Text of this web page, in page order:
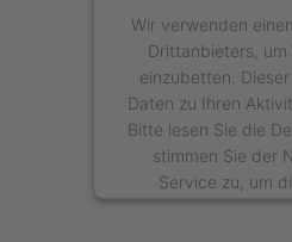
Wir verwenden
Drittanbieters, um
einzubetten.
Daten zu Ihren
Bitte lesen Sie die
stimmen Sie der
Service zu, um